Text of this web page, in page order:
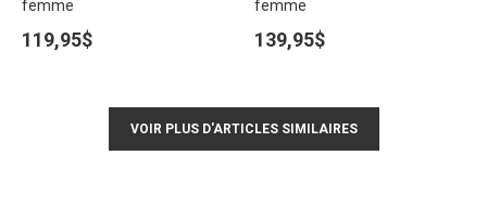
femme
119,95$
femme
139,95$
VOIR PLUS D'ARTICLES SIMILAIRES